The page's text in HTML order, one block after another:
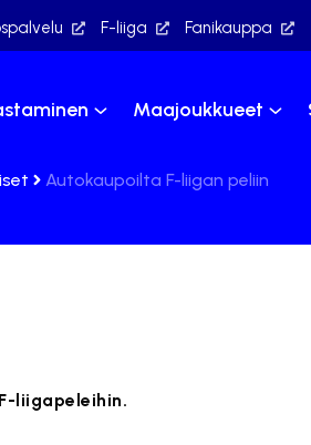
F-liiga Fanikauppa
Maajoukkueet
Autokaupoilta F-liigan peliin
liigapeleihin.